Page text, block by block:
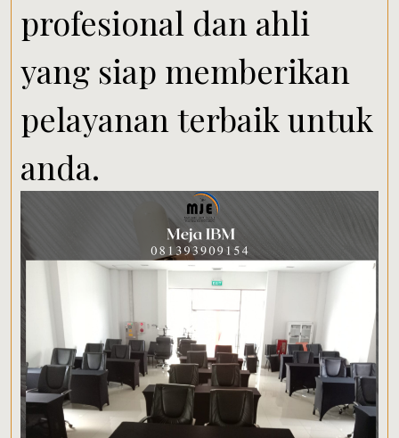
profesional dan ahli
yang siap memberikan
pelayanan terbaik untuk
anda.